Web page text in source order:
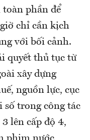
phần để
chỉ cần kịch
với bối cảnh.
quyết thủ tục từ
xây dựng
nguồn lực, cục
số trong công tác
lên cấp độ 4,